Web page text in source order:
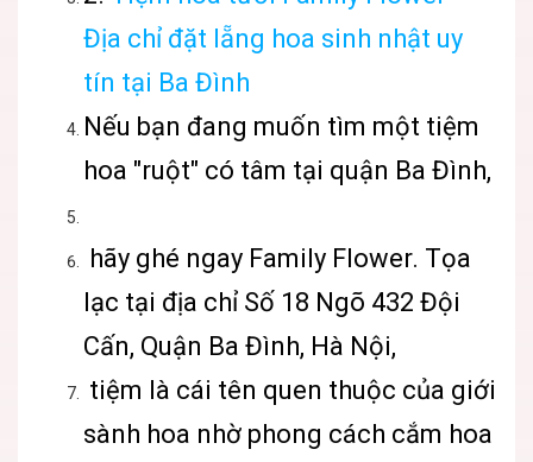
Địa chỉ đặt lẵng hoa sinh nhật uy
tín tại Ba Đình
Nếu bạn đang muốn tìm một tiệm
hoa "ruột" có tâm tại quận Ba Đình,
hãy ghé ngay Family Flower. Tọa
lạc tại địa chỉ Số 18 Ngõ 432 Đội
Cấn, Quận Ba Đình, Hà Nội,
tiệm là cái tên quen thuộc của giới
sành hoa nhờ phong cách cắm hoa